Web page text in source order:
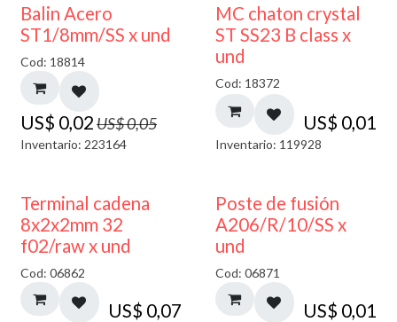
50% DESCUENTO
Balin Acero
ST1/8mm/SS x und
Cod: 18814
US$ 0,02US$0,05
Inventario: 223164
MC chaton crystal
ST SS23 B class x
und
Cod: 18372
US$ 0,01
Inventario: 119928
Terminal cadena
8x2x2mm 32
f02/raw x und
Cod: 06862
US$ 0,07
Poste de fusión
A206/R/10/SS x
und
Cod: 06871
US$ 0,01